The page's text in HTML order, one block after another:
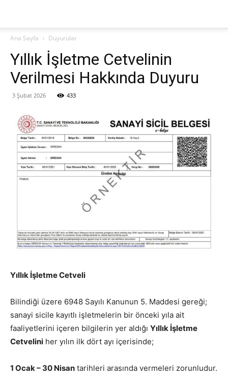
Ana Sayfa Duyurular
Yıllık İşletme Cetvelinin
Verilmesi Hakkında Duyuru
3 Şubat 2026 433
Yıllık İşletme Cetveli
Bilindiği üzere 6948 Sayılı Kanunun 5. Maddesi gereği;
sanayi sicile kayıtlı işletmelerin bir önceki yıla ait
faaliyetlerini içeren bilgilerin yer aldığı Yıllık İşletme
Cetvelini her yılın ilk dört ayı içerisinde;
1 Ocak – 30 Nisan tarihleri arasında vermeleri zorunludur.